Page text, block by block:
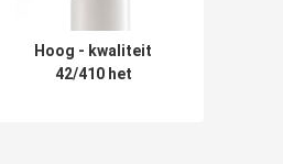
Hoog - kwaliteit
42/410 het